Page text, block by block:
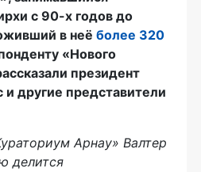
с 90-х годов до
в неё более 320
«Нового
президент
другие представители
Арнау» Валтер
делится